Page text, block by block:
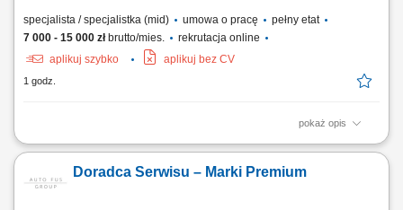
specjalista / specjalistka (mid) umowa o pracę
pełny etat
7 000 - 15 000 złbrutto/mies.
rekrutacja online
aplikuj szybko
aplikuj bez CV
1 godz.
pokaż opis
Zakres obowiązków: Będziesz pierwszą osobą, z którą rozmawia klient.
i odpowiednie wsparcie. szybkie nawiązywanie kontaktu z klientami
przekazanymi do obsługi, diagnozowanie potrzeb i ocena gotowości
Doradca Serwisu – Marki Premium